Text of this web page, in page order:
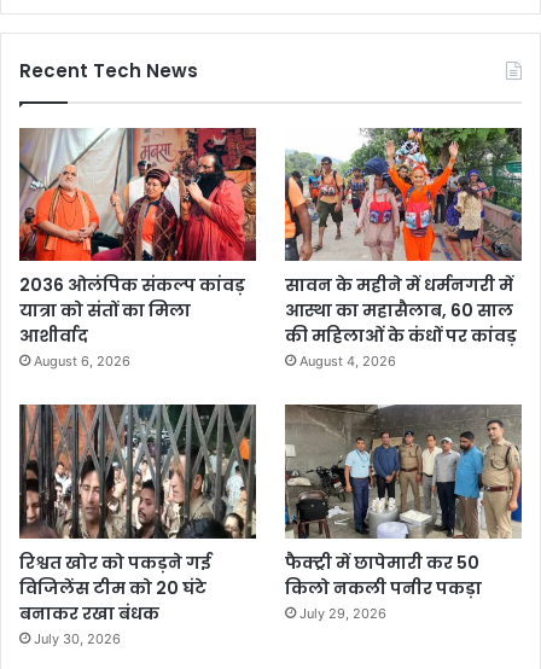
Recent Tech News
2036 ओलंपिक संकल्प कांवड़
यात्रा को संतों का मिला
आशीर्वाद
August 6, 2026
सावन के महीने में धर्मनगरी में
आस्था का महासैलाब, 60 साल
की महिलाओं के कंधों पर कांवड़
August 4, 2026
रिश्वत खोर को पकड़ने गई
विजिलेंस टीम को 20 घंटे
बनाकर रखा बंधक
July 30, 2026
फैक्ट्री में छापेमारी कर 50
किलो नकली पनीर पकड़ा
July 29, 2026